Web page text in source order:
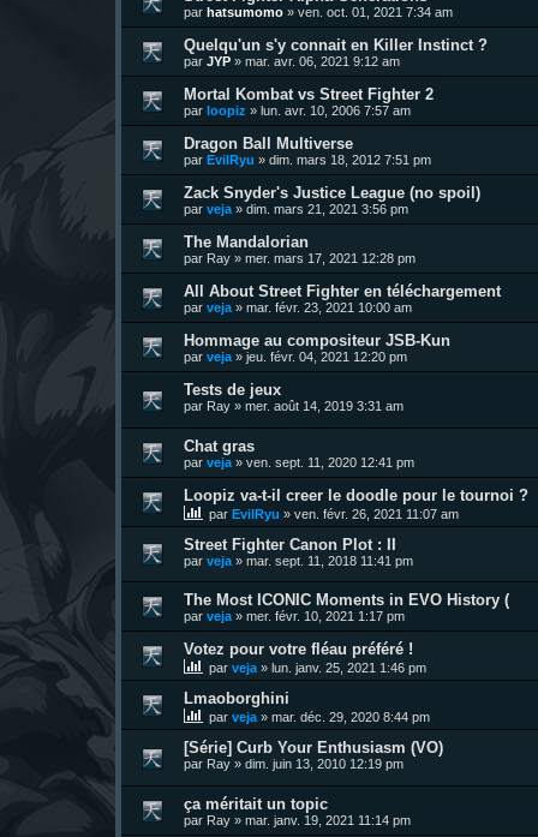
par hatsumomo » ven. oct. 01, 2021 7:34 am
Quelqu'un s'y connait en Killer Instinct ?
par JYP » mar. avr. 06, 2021 9:12 am
Mortal Kombat vs Street Fighter 2
par loopiz » lun. avr. 10, 2006 7:57 am
Dragon Ball Multiverse
par EvilRyu » dim. mars 18, 2012 7:51 pm
Zack Snyder's Justice League (no spoil)
par veja » dim. mars 21, 2021 3:56 pm
The Mandalorian
par Ray » mer. mars 17, 2021 12:28 pm
All About Street Fighter en téléchargement
par veja » mar. févr. 23, 2021 10:00 am
Hommage au compositeur JSB-Kun
par veja » jeu. févr. 04, 2021 12:20 pm
Tests de jeux
par Ray » mer. août 14, 2019 3:31 am
Chat gras
par veja » ven. sept. 11, 2020 12:41 pm
Loopiz va-t-il creer le doodle pour le tournoi ?
par EvilRyu » ven. févr. 26, 2021 11:07 am
Street Fighter Canon Plot : II
par veja » mar. sept. 11, 2018 11:41 pm
The Most ICONIC Moments in EVO History (
par veja» mer. févr. 10, 2021 1:17 pm
Votez pour votre fléau préféré !
par veja» lun. janv. 25, 2021 1:46 pm
Lmaoborghini
par veja» mar. déc. 29, 2020 8:44 pm
[Série] Curb Your Enthusiasm (VO)
par Ray » dim. juin 13, 2010 12:19 pm
ça méritait un topic
par Ray » mar. janv. 19, 2021 11:14 pm